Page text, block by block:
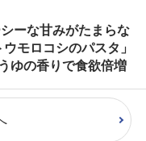
ーな甘みがたまらな
モロコシのパスタ」
ゆの香りで食欲倍増